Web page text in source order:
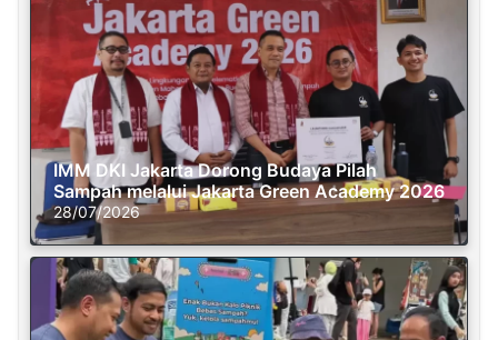
IMM DKI Jakarta Dorong Budaya Pilah
Sampah melalui Jakarta Green Academy 2026
28/07/2026